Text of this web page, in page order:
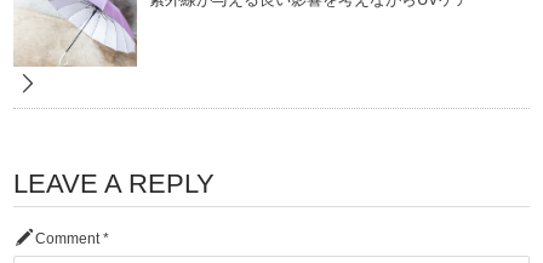
LEAVE A REPLY
Comment *